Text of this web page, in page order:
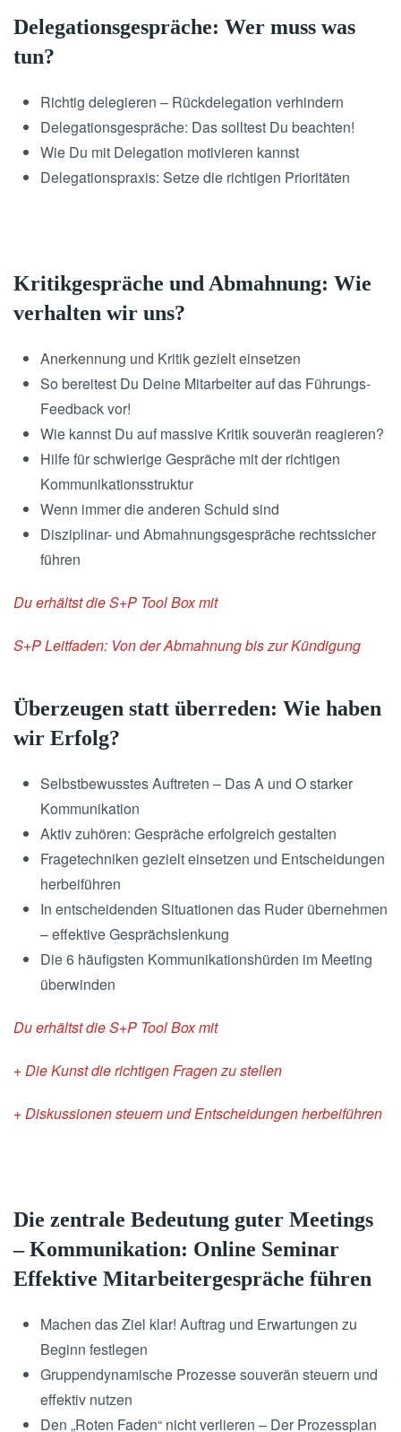
Delegationsgespräche: Wer muss was
tun?
Richtig delegieren – Rückdelegation verhindern
Delegationsgespräche: Das solltest Du beachten!
Wie Du mit Delegation motivieren kannst
Delegationspraxis: Setze die richtigen Prioritäten
Kritikgespräche und Abmahnung: Wie
verhalten wir uns?
Anerkennung und Kritik gezielt einsetzen
So bereitest Du Deine Mitarbeiter auf das Führungs-
Feedback vor!
Wie kannst Du auf massive Kritik souverän reagieren?
Hilfe für schwierige Gespräche mit der richtigen
Kommunikationsstruktur
Wenn immer die anderen Schuld sind
Disziplinar- und Abmahnungsgespräche rechtssicher
führen
Du erhältst die S+P Tool Box mit
S+P Leitfaden: Von der Abmahnung bis zur Kündigung
Überzeugen statt überreden: Wie haben
wir Erfolg?
Selbstbewusstes Auftreten – Das A und O starker
Kommunikation
Aktiv zuhören: Gespräche erfolgreich gestalten
Fragetechniken gezielt einsetzen und Entscheidungen
herbeiführen
In entscheidenden Situationen das Ruder übernehmen
– effektive Gesprächslenkung
Die 6 häufigsten Kommunikationshürden im Meeting
überwinden
Du erhältst die S+P Tool Box mit
+ Die Kunst die richtigen Fragen zu stellen
+ Diskussionen steuern und Entscheidungen herbeiführen
Die zentrale Bedeutung guter Meetings
– Kommunikation: Online Seminar
Effektive Mitarbeitergespräche führen
Machen das Ziel klar! Auftrag und Erwartungen zu
Beginn festlegen
Gruppendynamische Prozesse souverän steuern und
effektiv nutzen
Den „Roten Faden“ nicht verlieren – Der Prozessplan